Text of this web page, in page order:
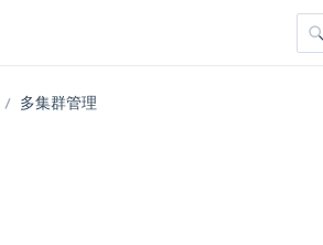
多集群管理